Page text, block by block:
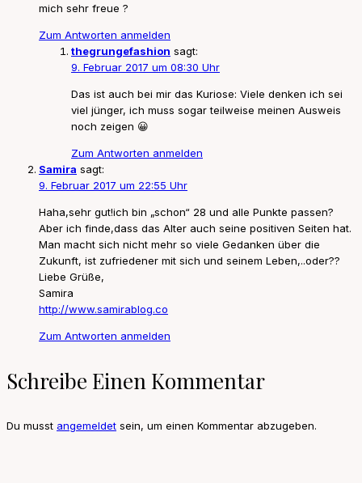
mich sehr freue ?
Zum Antworten anmelden
thegrungefashion sagt:
9. Februar 2017 um 08:30 Uhr
Das ist auch bei mir das Kuriose: Viele denken ich sei
viel jünger, ich muss sogar teilweise meinen Ausweis
noch zeigen 😀
Zum Antworten anmelden
Samira sagt:
9. Februar 2017 um 22:55 Uhr
Haha,sehr gut!ich bin „schon“ 28 und alle Punkte passen?
Aber ich finde,dass das Alter auch seine positiven Seiten hat.
Man macht sich nicht mehr so viele Gedanken über die
Zukunft, ist zufriedener mit sich und seinem Leben,..oder??
Liebe Grüße,
Samira
http://www.samirablog.co
Zum Antworten anmelden
Schreibe Einen Kommentar
Du musst angemeldet sein, um einen Kommentar abzugeben.